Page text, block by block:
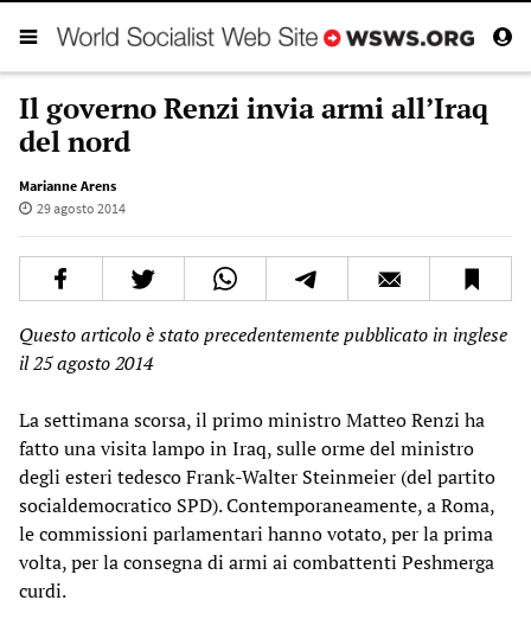
Il governo Renzi invia armi all’Iraq
del nord
Marianne Arens
29 agosto 2014
Questo articolo è stato precedentemente pubblicato in inglese
il 25 agosto 2014
La settimana scorsa, il primo ministro Matteo Renzi ha
fatto una visita lampo in Iraq, sulle orme del ministro
degli esteri tedesco Frank-Walter Steinmeier (del partito
socialdemocratico SPD). Contemporaneamente, a Roma,
le commissioni parlamentari hanno votato, per la prima
volta, per la consegna di armi ai combattenti Peshmerga
curdi.